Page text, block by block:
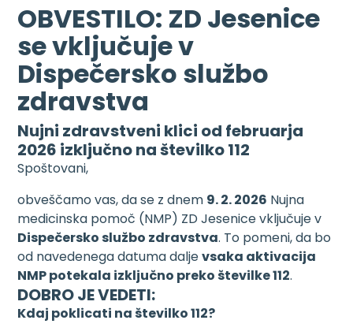
OBVESTILO: ZD Jesenice
se vključuje v
Dispečersko službo
zdravstva
Nujni zdravstveni klici od februarja
2026 izključno na številko 112
Spoštovani,
obveščamo vas, da se z dnem 9. 2. 2026 Nujna
medicinska pomoč (NMP) ZD Jesenice vključuje v
Dispečersko službo zdravstva. To pomeni, da bo
od navedenega datuma daljevsaka aktivacija
NMP potekala izključno preko številke 112.
DOBRO JE VEDETI:
Kdaj poklicati na številko 112?